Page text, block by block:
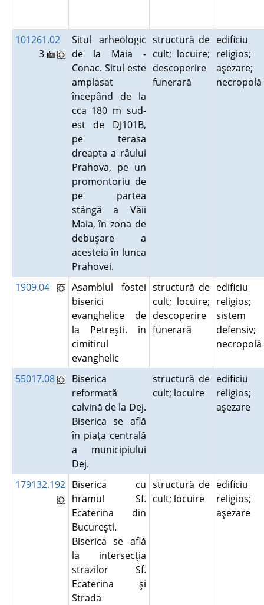
101261.02
3
Situl arheologic
de la Maia -
Conac. Situl este
amplasat
începând de la
cca 180 m sud-
est de DJ101B,
pe terasa
dreapta a râului
Prahova, pe un
promontoriu de
pe partea
stângă a Văii
Maia, în zona de
debuşare a
acesteia în lunca
Prahovei.
structură de
cult; locuire;
descoperire
funerară
edificiu
religios;
aşezare;
1909.04
Asamblul fostei
biserici
evanghelice de
la Petreşti. în
cimitirul
evanghelic
structură de
cult; locuire;
descoperire
funerară
edificiu
religios;
sistem
defensiv;
55017.08
Biserica
reformată
calvină de la Dej.
Biserica se află
în piaţa centrală
a municipiului
Dej.
structură de
cult; locuire
edificiu
religios;
aşezare
179132.192 Biserica cu
hramul Sf.
Ecaterina din
Bucureşti.
Biserica se află
la intersecţia
strazilor Sf.
Ecaterina şi
Strada
structură de
cult; locuire
edificiu
religios;
aşezare